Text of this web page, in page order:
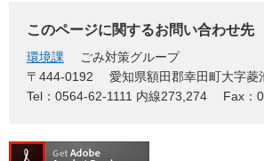
このページに関するお問い合わせ先
環境課
ごみ対策グループ
〒444-0192
愛知県額田郡幸田町大字菱
Tel：0564-62-1111 内線273,274
Fax：